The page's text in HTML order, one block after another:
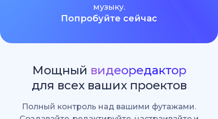
музыку.
Попробуйте сейчас
Мощный видеоредактор
для всех ваших проектов
Полный контроль над вашими футажами.